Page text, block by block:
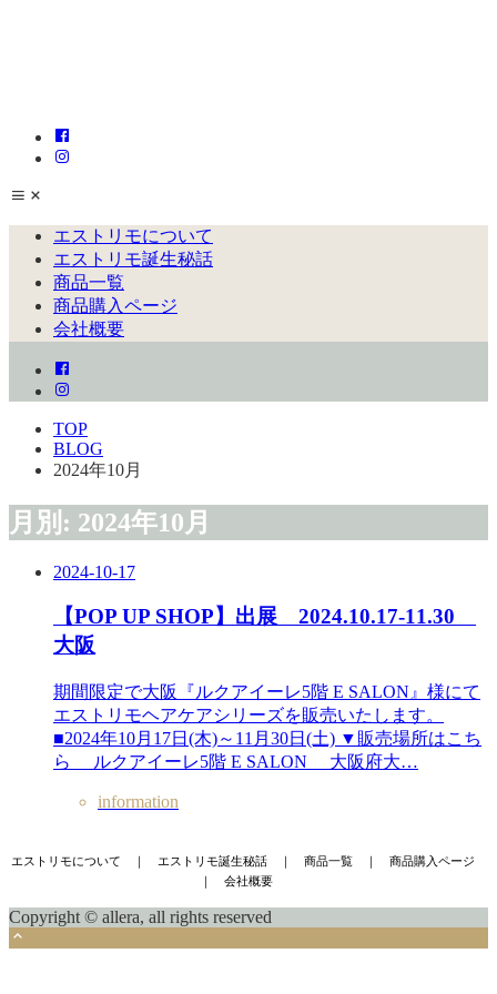
エストリモについて
エストリモ誕生秘話
商品一覧
商品購入ページ
会社概要
TOP
BLOG
2024年10月
月別: 2024年10月
2024-10-17
【POP UP SHOP】出展 2024.10.17-11.30
大阪
期間限定で大阪『ルクアイーレ5階 E SALON』様にて
エストリモヘアケアシリーズを販売いたします。
■2024年10月17日(木)～11月30日(土) ▼販売場所はこち
ら ルクアイーレ5階 E SALON 大阪府大…
information
エストリモについて ｜ エストリモ誕生秘話｜ 商品一覧｜ 商品購入ページ
｜ 会社概要
Copyright © allera, all rights reserved